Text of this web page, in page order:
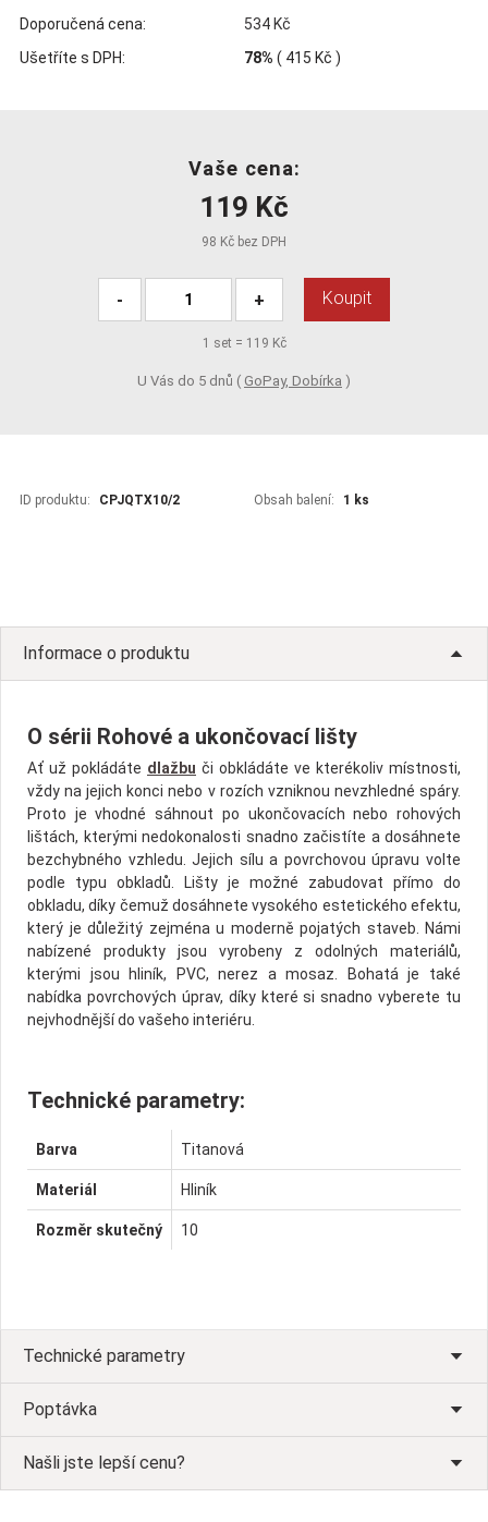
Doporučená cena:
534 Kč
Ušetříte s DPH:
78% ( 415 Kč )
Vaše cena:
119 Kč
98 Kč bez DPH
- + Koupit
1 set = 119 Kč
U Vás do 5 dnů ( GoPay, Dobírka )
ID produktu: CPJQTX10/2 Obsah balení: 1 ks
Informace o produktu
O sérii Rohové a ukončovací lišty
Ať už pokládáte dlažbu či obkládáte ve kterékoliv místnosti,
vždy na jejich konci nebo v rozích vzniknou nevzhledné spáry.
Proto je vhodné sáhnout po ukončovacích nebo rohových
lištách, kterými nedokonalosti snadno začistíte a dosáhnete
bezchybného vzhledu. Jejich sílu a povrchovou úpravu volte
podle typu obkladů. Lišty je možné zabudovat přímo do
obkladu, díky čemuž dosáhnete vysokého estetického efektu,
který je důležitý zejména u moderně pojatých staveb. Námi
nabízené produkty jsou vyrobeny z odolných materiálů,
kterými jsou hliník, PVC, nerez a mosaz. Bohatá je také
nabídka povrchových úprav, díky které si snadno vyberete tu
nejvhodnější do vašeho interiéru.
Technické parametry:
Barva Titanová
Materiál Hliník
Rozměr skutečný 10
Technické parametry
Poptávka
Našli jste lepší cenu?